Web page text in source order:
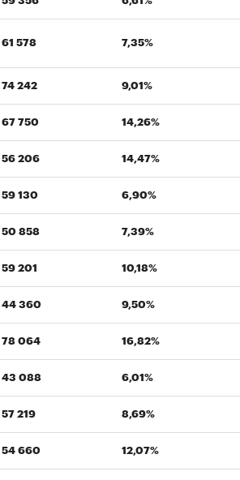
61 578 7,35%
74 242 9,01%
67 750 14,26%
56 206 14,47%
59 130 6,90%
50 858 7,39%
59 201 10,18%
44 360 9,50%
78 064 16,82%
43 088 6,01%
57 219 8,69%
54 660 12,07%